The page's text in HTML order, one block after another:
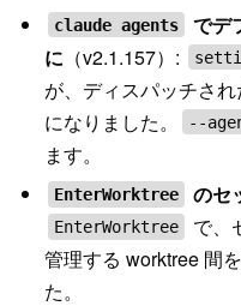
claude agents
でデ
に （v2.1.157）:
が、ディスパッチさ
になりました。
--
ます。
EnterWorktree のセ
EnterWorktree
で、
管理する worktree 間
た。